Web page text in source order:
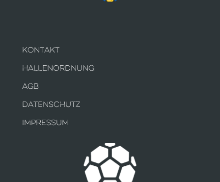
KONTAKT
HALLENORDNUNG
AGB
DATENSCHUTZ
IMPRESSUM